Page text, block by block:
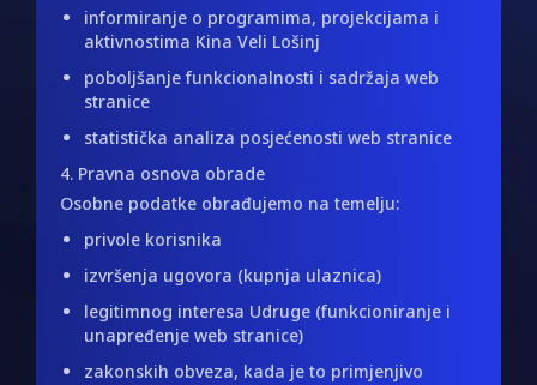
informiranje o programima, projekcijama i
aktivnostima Kina Veli Lošinj
poboljšanje funkcionalnosti i sadržaja web
stranice
statistička analiza posjećenosti web stranice
4. Pravna osnova obrade
Osobne podatke obrađujemo na temelju:
privole korisnika
izvršenja ugovora (kupnja ulaznica)
legitimnog interesa Udruge (funkcioniranje i
unapređenje web stranice)
zakonskih obveza, kada je to primjenjivo